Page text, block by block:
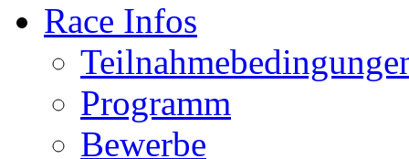
Race Infos
Programm
Bewerbe